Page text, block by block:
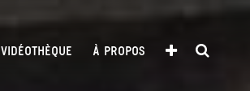
VIDÉOTHÈQUE À PROPOS